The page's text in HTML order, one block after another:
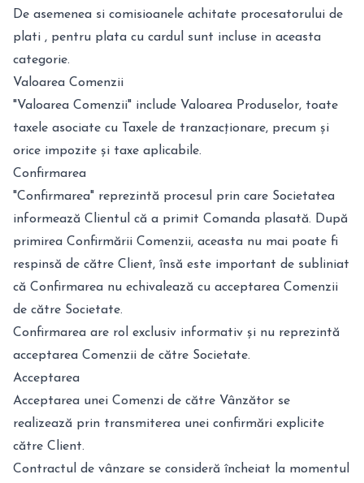
De asemenea si comisioanele achitate procesatorului de
plati , pentru plata cu cardul sunt incluse in aceasta
categorie.
Valoarea Comenzii
"Valoarea Comenzii" include Valoarea Produselor, toate
taxele asociate cu Taxele de tranzacționare, precum și
orice impozite și taxe aplicabile.
Confirmarea
"Confirmarea" reprezintă procesul prin care Societatea
informează Clientul că a primit Comanda plasată. După
primirea Confirmării Comenzii, aceasta nu mai poate fi
respinsă de către Client, însă este important de subliniat
că Confirmarea nu echivalează cu acceptarea Comenzii
de către Societate.
Confirmarea are rol exclusiv informativ și nu reprezintă
acceptarea Comenzii de către Societate.
Acceptarea
Acceptarea unei Comenzi de către Vânzător se
realizează prin transmiterea unei confirmări explicite
către Client.
Contractul de vânzare se consideră încheiat la momentul